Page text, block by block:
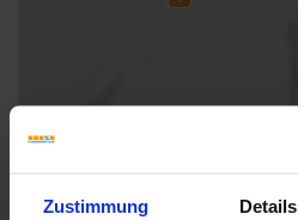
Zustimmung Details